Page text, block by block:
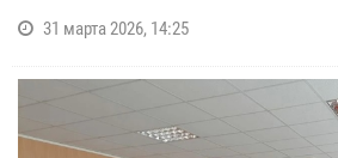
31 марта 2026, 14:25